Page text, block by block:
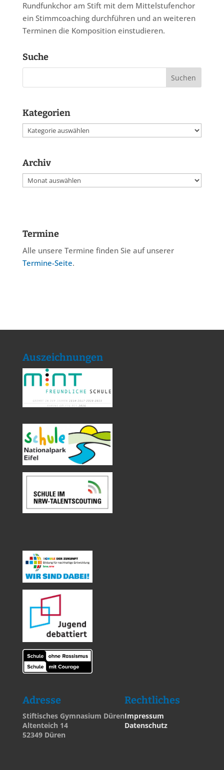
Rundfunkchor am Stift mit dem Mittelstufenchor
ein Stimmcoaching durchführen und an weiteren
Terminen die Komposition einstudieren.
Suche
Kategorien
Kategorien
Archiv
Archiv
Termine
Alle unsere Termine finden Sie auf unserer
Termine-Seite.
Auszeichnungen
Adresse
Stiftisches Gymnasium Düren
Altenteich 14
52349 Düren
Rechtliches
Impressum
Datenschutz